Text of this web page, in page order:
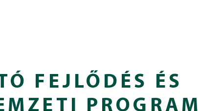
FEJLŐDÉS ÉS
PROGRAM